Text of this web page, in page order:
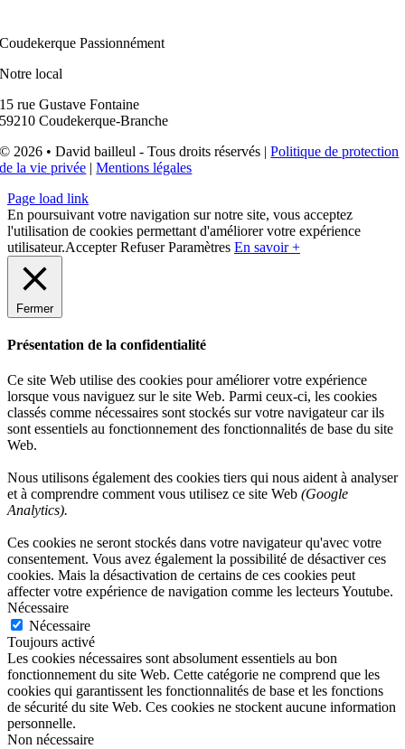
Coudekerque Passionnément
Notre local
15 rue Gustave Fontaine
59210 Coudekerque-Branche
© 2026 • David bailleul - Tous droits réservés |Politique de protection
de la vie privée |Mentions légales
Page load link
En poursuivant votre navigation sur notre site, vous acceptez
l'utilisation de cookies permettant d'améliorer votre expérience
utilisateur.Accepter Refuser Paramètres En savoir +
Fermer
Présentation de la confidentialité
Ce site Web utilise des cookies pour améliorer votre expérience
lorsque vous naviguez sur le site Web. Parmi ceux-ci, les cookies
classés comme nécessaires sont stockés sur votre navigateur car ils
sont essentiels au fonctionnement des fonctionnalités de base du site
Web.
Nous utilisons également des cookies tiers qui nous aident à analyser
et à comprendre comment vous utilisez ce site Web (Google
Analytics).
Ces cookies ne seront stockés dans votre navigateur qu'avec votre
consentement. Vous avez également la possibilité de désactiver ces
cookies. Mais la désactivation de certains de ces cookies peut
affecter votre expérience de navigation comme les lecteurs Youtube.
Nécessaire
Nécessaire
Toujours activé
Les cookies nécessaires sont absolument essentiels au bon
fonctionnement du site Web. Cette catégorie ne comprend que les
cookies qui garantissent les fonctionnalités de base et les fonctions
de sécurité du site Web. Ces cookies ne stockent aucune information
personnelle.
Non nécessaire